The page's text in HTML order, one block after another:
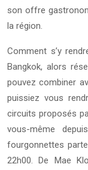
son offre
la région.
Comment s’y
Bangkok, alors
pouvez combiner
puissiez vous
circuits proposés
vous-même
fourgonnettes
22h00. De Mae